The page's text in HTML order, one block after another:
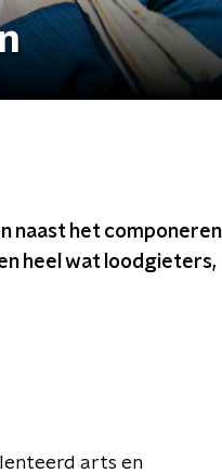
naast het componeren
heel wat loodgieters,
arts en